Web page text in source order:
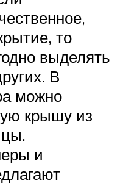
то
выделять
В
можно
крышу из
и